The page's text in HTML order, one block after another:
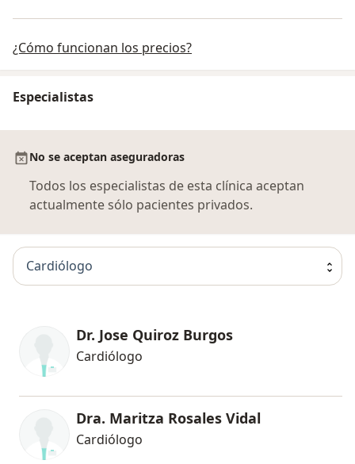
¿Cómo funcionan los precios?
Especialistas
No se aceptan aseguradoras
Todos los especialistas de esta clínica aceptan
actualmente sólo pacientes privados.
Cardiólogo
Dr. Jose Quiroz Burgos
Cardiólogo
Dra. Maritza Rosales Vidal
Cardiólogo